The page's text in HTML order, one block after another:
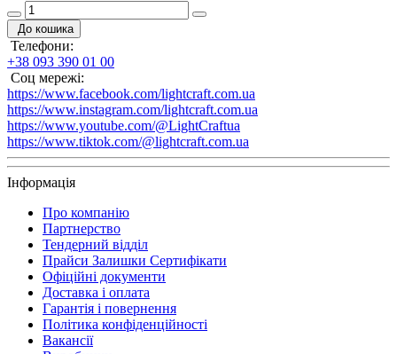
До кошика
Телефони:
+38 093 390 01 00
Соц мережі:
https://www.facebook.com/lightcraft.com.ua
https://www.instagram.com/lightcraft.com.ua
https://www.youtube.com/@LightCraftua
https://www.tiktok.com/@lightcraft.com.ua
Інформація
Про компанію
Партнерство
Тендерний відділ
Прайси Залишки Сертифікати
Офіційні документи
Доставка і оплата
Гарантія і повернення
Політика конфіденційності
Вакансії